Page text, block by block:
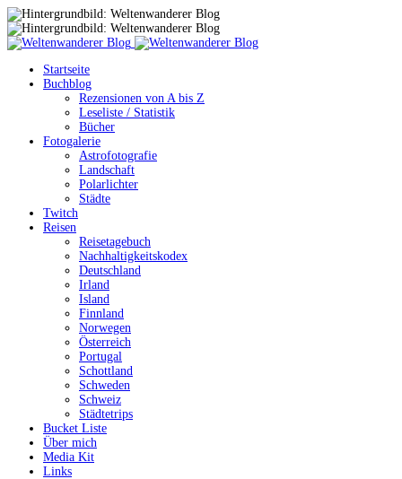
Startseite
Buchblog
Rezensionen von A bis Z
Leseliste / Statistik
Bücher
Fotogalerie
Astrofotografie
Landschaft
Polarlichter
Städte
Twitch
Reisen
Reisetagebuch
Nachhaltigkeitskodex
Deutschland
Irland
Island
Finnland
Norwegen
Österreich
Portugal
Schottland
Schweden
Schweiz
Städtetrips
Bucket Liste
Über mich
Media Kit
Links